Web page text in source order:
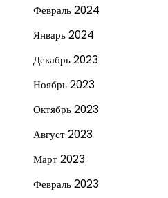
Февраль 2024
Январь 2024
Декабрь 2023
Ноябрь 2023
Октябрь 2023
Август 2023
Март 2023
Февраль 2023